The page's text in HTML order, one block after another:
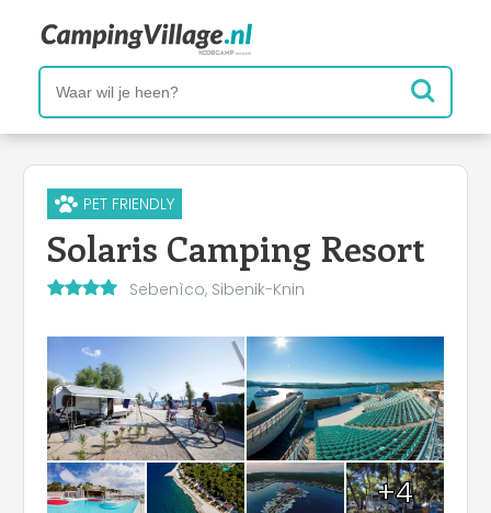
PET FRIENDLY
Solaris Camping Resort
Sebenìco, Sibenik-Knin
+4